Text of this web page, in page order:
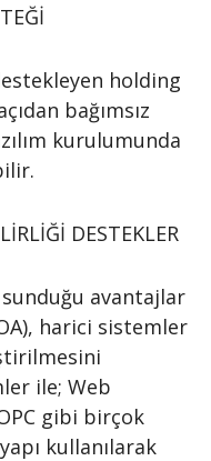
holding
bağımsız
kurulumunda
DESTEKLER
avantajlar
harici sistemler
ile; Web
gibi birçok
kullanılarak